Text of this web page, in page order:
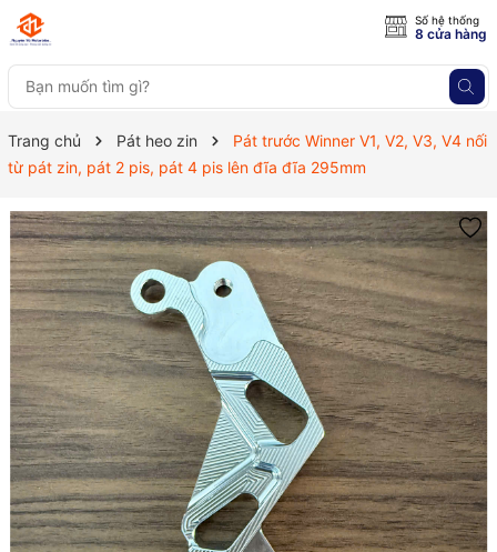
Số hệ thống
8 cửa hàng
Trang chủ Pát heo zin
Pát trước Winner V1, V2, V3, V4 nối
từ pát zin, pát 2 pis, pát 4 pis lên đĩa đĩa 295mm